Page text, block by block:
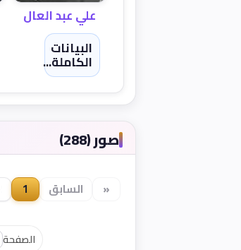
علي عبد العال
البيانات
الكاملة...
صور (288)
« السابق 1
الصفحة